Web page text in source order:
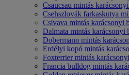
Csaucsau mintás
Csehszlovák farkaskutya
Csivava mintás karácsonyi
Dalmata mintás karácsonyi
Dobermann mintás
Erdélyi kopó mintás
Foxterrier mintás
Francia bulldog mintás